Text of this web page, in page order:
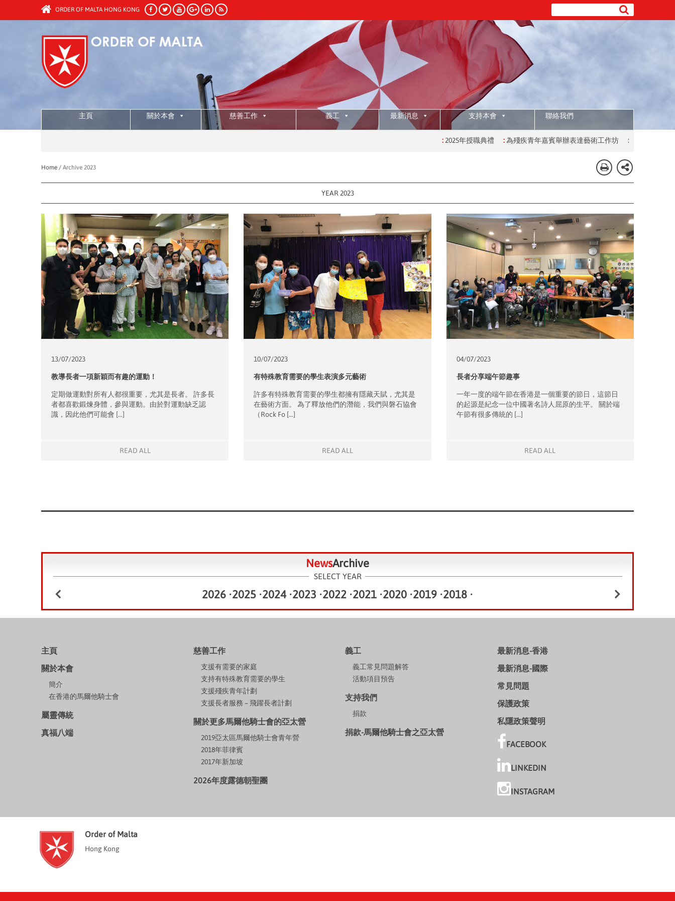
ORDER OF MALTA HONG KONG
主頁 關於本會 慈善工作 義工 最新消息 支持本會 聯絡我們
2025年授職典禮 :為殘疾青年嘉賓舉辦表達藝術工作坊 :為有特殊學習需要的
Home / Archive 2023
YEAR 2023
13/07/2023
教導長者一項新穎而有趣的運動！
定期做運動對所有人都很重要，尤其是長者。 許多長
者都喜歡鍛煉身體，參與運動。由於對運動缺乏認
識，因此他們可能會 […]
READ ALL
10/07/2023
有特殊教育需要的學生表演多元藝術
許多有特殊教育需要的學生都擁有隱藏天賦，尤其是
在藝術方面。 為了釋放他們的潛能，我們與磐石協會
（Rock Fo […]
READ ALL
04/07/2023
長者分享端午節趣事
一年一度的端午節在香港是一個重要的節日，這節日
的起源是紀念一位中國著名詩人屈原的生平。 關於端
午節有很多傳統的 […]
READ ALL
NewsArchive
SELECT YEAR
2026 •2025 •2024 •2023 •2022 •2021 •2020 •2019 •2018 •
主頁
關於本會
簡介
在香港的馬爾他騎士會
屬靈傳統
真福八端
慈善工作
支援有需要的家庭
支持有特殊教育需要的學生
支援殘疾青年計劃
支援長者服務 – 飛躍長者計劃
關於更多馬爾他騎士會的亞太營
2019亞太區馬爾他騎士會青年營
2018年菲律賓
2017年新加坡
2026年度露德朝聖團
義工
義工常見問題解答
活動項目預告
支持我們
捐款
捐款-馬爾他騎士會之亞太營
最新消息-香港
最新消息-國際
常見問題
保護政策
私隱政策聲明
FACEBOOK
LINKEDIN
INSTAGRAM
Order of Malta
Hong Kong